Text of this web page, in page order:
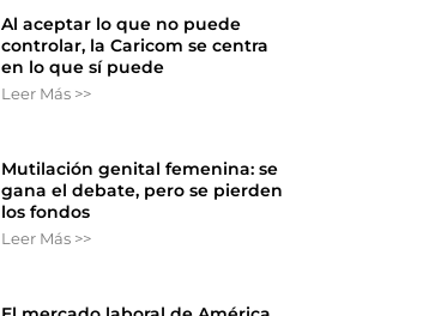
Al aceptar lo que no puede
controlar, la Caricom se centra
en lo que sí puede
Leer Más >>
Mutilación genital femenina: se
gana el debate, pero se pierden
los fondos
Leer Más >>